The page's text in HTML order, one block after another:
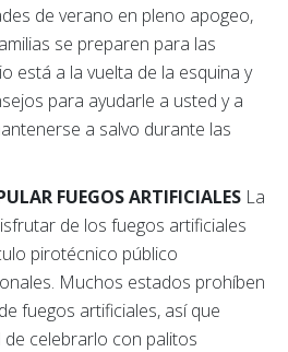
de verano en pleno apogeo,
se preparen para las
está a la vuelta de la esquina y
para ayudarle a usted y a
a salvo durante las
FUEGOS ARTIFICIALES La
de los fuegos artificiales
pirotécnico público
Muchos estados prohíben
fuegos artificiales, así que
celebrarlo con palitos